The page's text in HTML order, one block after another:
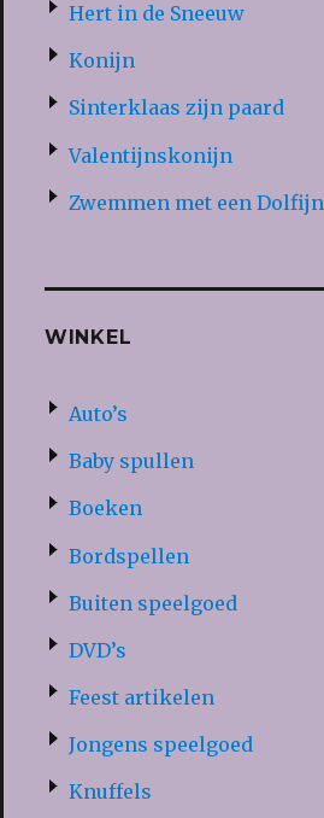
Hert in de Sneeuw
Konijn
Sinterklaas zijn paard
Valentijnskonijn
Zwemmen met een Dolfijn
WINKEL
Auto’s
Baby spullen
Boeken
Bordspellen
Buiten speelgoed
DVD’s
Feest artikelen
Jongens speelgoed
Knuffels